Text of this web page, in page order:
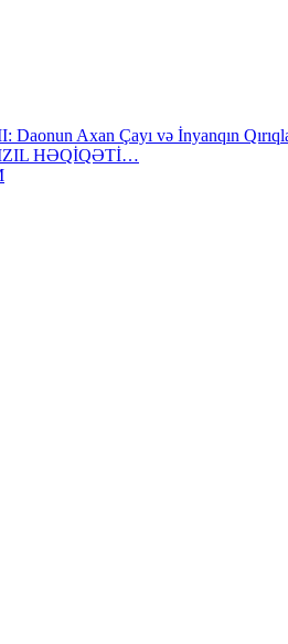
Daonun Axan Çayı və İnyanqın
HƏQİQƏTİ…